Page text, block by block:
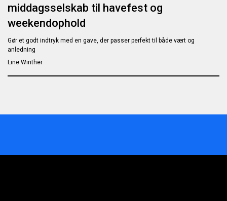
middagsselskab til havefest og
weekendophold
Gør et godt indtryk med en gave, der passer perfekt til både vært og
anledning
Line Winther